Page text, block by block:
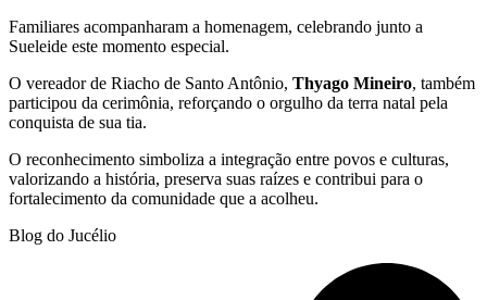
Familiares acompanharam a homenagem, celebrando junto a
Sueleide este momento especial.
O vereador de Riacho de Santo Antônio, Thyago Mineiro, também
participou da cerimônia, reforçando o orgulho da terra natal pela
conquista de sua tia.
O reconhecimento simboliza a integração entre povos e culturas,
valorizando a história, preserva suas raízes e contribui para o
fortalecimento da comunidade que a acolheu.
Blog do Jucélio